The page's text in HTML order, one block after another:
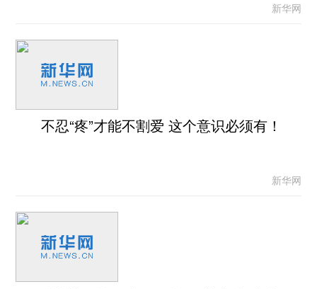
新华网
不忍“疼”才能不割爱 这个意识必须有！
新华网